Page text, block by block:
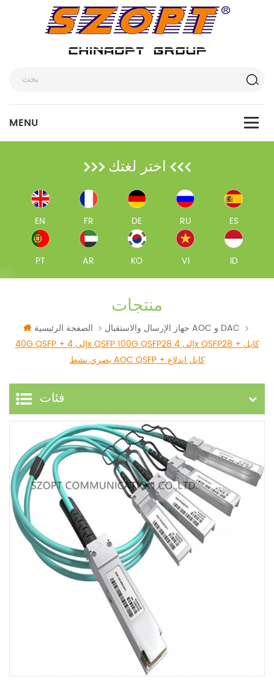
اختر لغتك
EN FR DE RU ES
PT AR KO VI ID
منتجات
الصفحة الرئيسية
جهاز الإرسال والاستقبال AOC و DAC
40G QSFP + إلى 4x QSFP 100G QSFP28 إلى 4x QSFP28 + كابل
بصري نشط AOC QSFP + كابل اندلاع
فئات